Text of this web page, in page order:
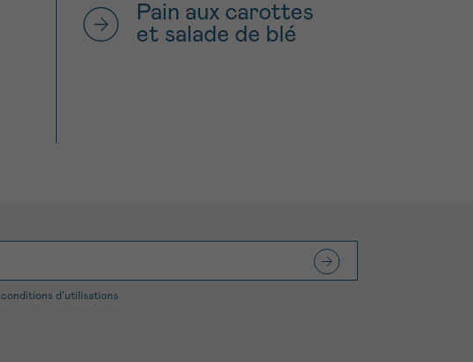
Pain aux carottes
et salade de blé
conditions d’utilisations